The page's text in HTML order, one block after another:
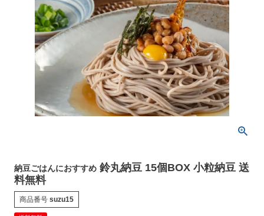
納豆ごはんにおすすめ 鈴丸納豆 15個BOX 小粒納豆 送
料無料
商品番号 suzu15